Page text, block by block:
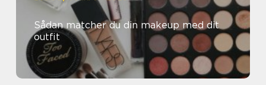
Sådan matcher du din makeup med dit
outfit